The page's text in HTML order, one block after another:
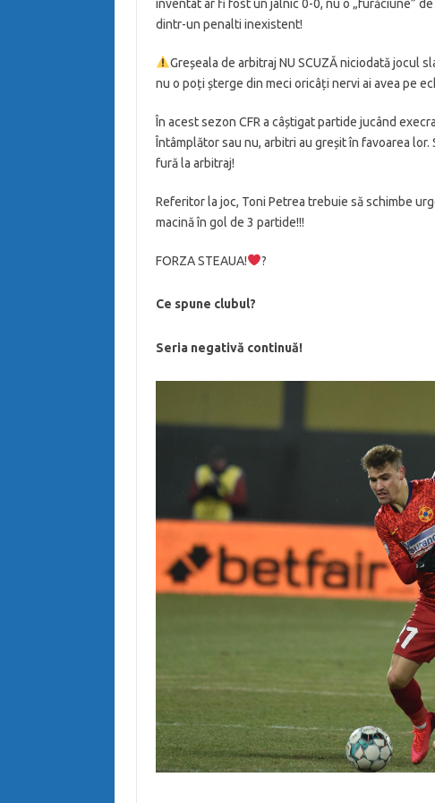
inventat ar fi fost un jalnic 0-0, nu o „furăciune”
dintr-un penalti inexistent!
Greșeala de arbitraj NU SCUZĂ niciodată jocul
nu o poți șterge din meci oricâți nervi ai avea pe
În acest sezon CFR a câștigat partide jucând
Întâmplător sau nu, arbitri au greșit în favoarea
fură la arbitraj!
Referitor la joc, Toni Petrea trebuie să schimbe
macină în gol de 3 partide!!!
FORZA STEAUA! ?
Ce spune clubul?
Seria negativă continuă!